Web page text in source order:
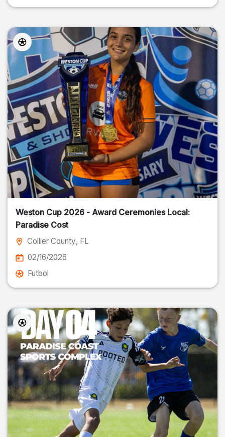
Weston Cup 2026 - Award Ceremonies Local:
Paradise Cost
Collier County, FL
02/16/2026
Futbol